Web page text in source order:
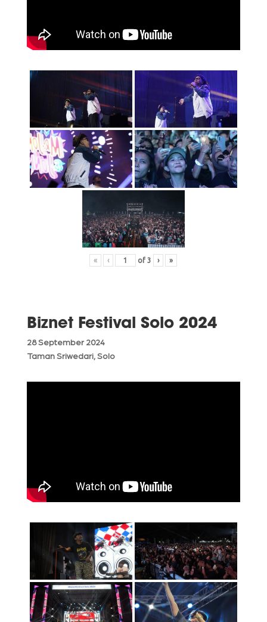
« ‹ of3 › »
Biznet Festival Solo 2024
28 September 2024
Taman Sriwedari, Solo